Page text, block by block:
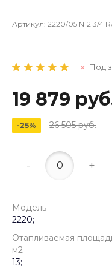
Артикул: 2220/05 N12 3/4
Под
19 879
-25% 26 505 руб.
- +
Модель
2220;
Отапливаемая
м2
13;